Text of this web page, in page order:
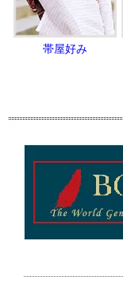
帯屋好み